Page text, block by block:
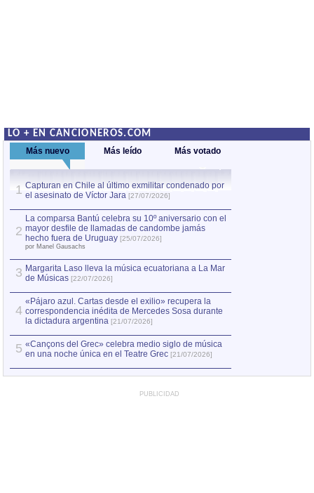
LO + EN CANCIONEROS.COM
Más nuevo Más leído Más votado
1 Capturan en Chile al último exmilitar condenado por
el asesinato de Víctor Jara [27/07/2026]
2
La comparsa Bantú celebra su 10º aniversario con el
mayor desfile de llamadas de candombe jamás
hecho fuera de Uruguay [25/07/2026]
por Manel Gausachs
3 Margarita Laso lleva la música ecuatoriana a La Mar
de Músicas [22/07/2026]
4
«Pájaro azul. Cartas desde el exilio» recupera la
correspondencia inédita de Mercedes Sosa durante
la dictadura argentina [21/07/2026]
5 «Cançons del Grec» celebra medio siglo de música
en una noche única en el Teatre Grec [21/07/2026]
PUBLICIDAD